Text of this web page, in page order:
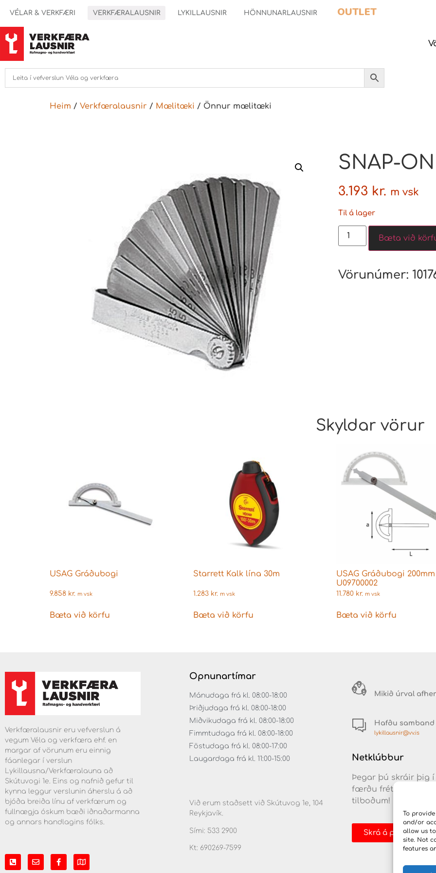
To
and/or
allow us
site. Not
features
VÉLAR & VERKFÆRI VERKFÆRALAUSNIR LYKILLAUSNIR HÖNNUNARLAUSNIR OUTLET
Heim / Verkfæralausnir / Mælitæki / Önnur mælitæki
SNAP-
3.193 kr. m vsk
Til á lager
Bæta við
Vörunúmer:
Skyldar vörur
USAG Gráðubogi
9.858 kr. m vsk
Bæta við körfu
Starrett Kalk lína 30m
1.283 kr. m vsk
Bæta við körfu
USAG Gráðubogi 200mm
U09700002
11.780 kr. m vsk
Bæta við körfu
Verkfæralausnir eru vefverslun á
vegum Véla og verkfæra ehf. en
margar af vörunum eru einnig
fáanlegar í verslun
Lykillausna/Verkfæralauna að
Skútuvogi 1e. Eins og nafnið gefur til
kynna leggur verslunin áherslu á að
bjóða breiða línu af verkfærum og
fullnægja óskum bæði iðnaðarmanna
og annars handlagins fólks.
Opnunartímar
Mánudaga frá kl. 08:00-18:00
Þriðjudaga frá kl. 08:00-18:00
Miðvikudaga frá kl. 08:00-18:00
Fimmtudaga frá kl. 08:00-18:00
Föstudaga frá kl. 08:00-17:00
Laugardaga frá kl. 11:00-15:00
Við erum staðsett við Skútuvog 1e, 104
Reykjavík.
Sími: 533 2900
Kt: 690269-7599
Mikið úrval
Hafðu samband
lykillausnir@vv.is
Netklúbbur
Þegar þú skráir þig
færðu fréttir af
tilboðum!
Skrá á póstlista